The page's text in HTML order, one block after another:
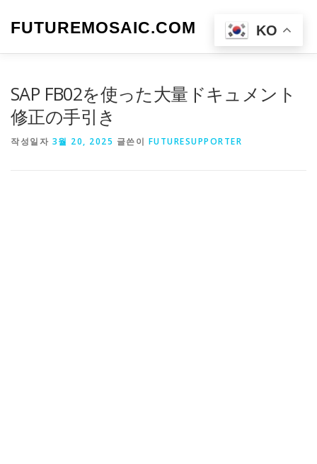
FUTUREMOSAIC.COM 메뉴
SAP FB02を使った大量ドキュメント
修正の手引き
작성일자 3월 20, 2025 글쓴이 FUTURESUPPORTER
KO